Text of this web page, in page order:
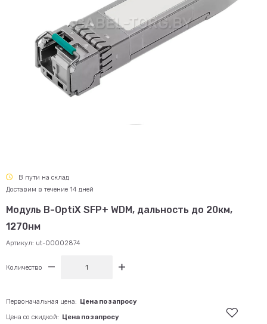
Модуль B-OptiX SFP+ WDM, дальность до 20км,
1270нм
Артикул: ut-00002874
В пути на склад
Доставим в течение 14 дней
Количество
Первоначальная цена: Цена по запросу
Цена со скидкой: Цена по запросу